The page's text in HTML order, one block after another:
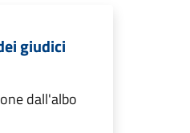
giudici
dall'albo